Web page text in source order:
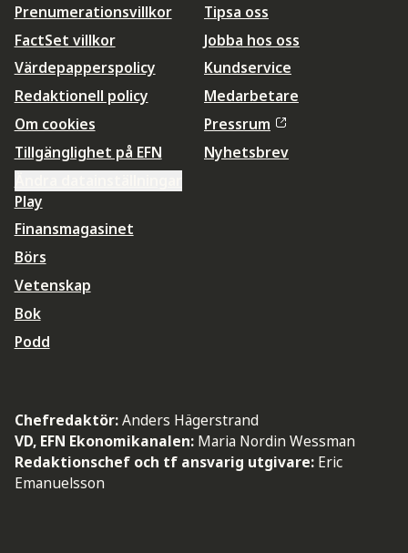
Prenumerationsvillkor
FactSet villkor
Värdepapperspolicy
Redaktionell policy
Om cookies
Tillgänglighet på EFN
Tipsa oss
Jobba hos oss
Kundservice
Medarbetare
Pressrum
Nyhetsbrev
Play
Finansmagasinet
Börs
Vetenskap
Bok
Podd
Chefredaktör:Anders Hägerstrand
VD, EFN Ekonomikanalen: Maria Nordin Wessman
Redaktionschef och tf ansvarig utgivare: Eric
Emanuelsson